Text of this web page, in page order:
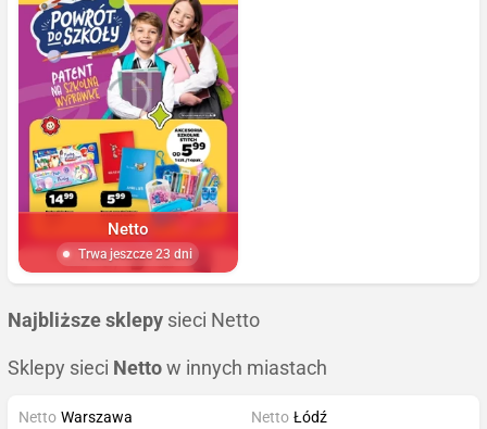
Netto
Trwa jeszcze 23 dni
Najbliższe sklepy sieci Netto
Sklepy sieci Netto w innych miastach
Netto Warszawa
Netto Łódź